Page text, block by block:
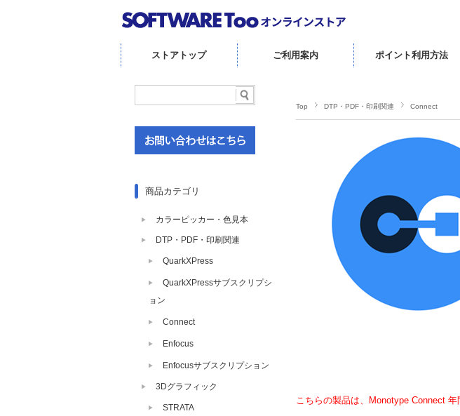
ストアトップ ご利用案内 ポイント利用方法
Top DTP・PDF・印刷関連 Connect
こちらの製品は、Monotype Connect
商品カテゴリ
カラーピッカー・色見本
DTP・PDF・印刷関連
QuarkXPress
QuarkXPressサブスクリプシ
ョン
Connect
Enfocus
Enfocusサブスクリプション
3Dグラフィック
STRATA